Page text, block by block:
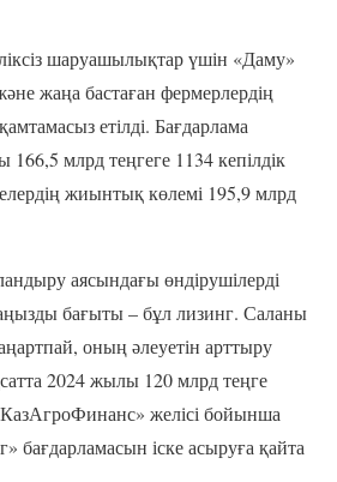
шаруашылықтар үшін «Даму»
жаңа бастаған фермерлердің
етілді. Бағдарлама
млрд теңгеге 1134 кепілдік
жиынтық көлемі 195,9 млрд
аясындағы өндірушілерді
бағыты – бұл лизинг. Саланы
оның әлеуетін арттыру
2024 жылы 120 млрд теңге
желісі бойынша
бағдарламасын іске асыруға қайта